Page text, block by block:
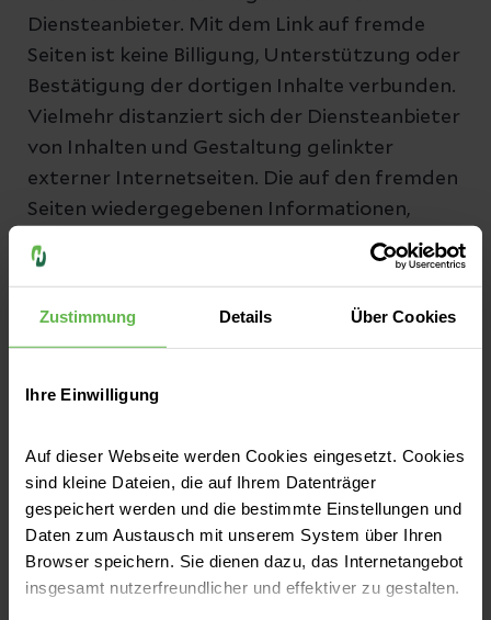
Zustimmung Details Über Cookies
Ihre Einwilligung
Auf dieser Webseite werden Cookies eingesetzt. Cookies
sind kleine Dateien, die auf Ihrem Datenträger
gespeichert werden und die bestimmte Einstellungen und
Daten zum Austausch mit unserem System über Ihren
Browser speichern. Sie dienen dazu, das Internetangebot
insgesamt nutzerfreundlicher und effektiver zu gestalten.
Diensteanbieter. Mit dem Link auf fremde
Seiten ist keine Billigung, Unterstützung oder
Bestätigung der dortigen Inhalte verbunden.
Vielmehr distanziert sich der Diensteanbieter
von Inhalten und Gestaltung gelinkter
externer Internetseiten. Die auf den fremden
Seiten wiedergegebenen Informationen,
Meinungsäußerungen oder
Tatsachenbehauptungen liegen in der
Autoren dieser Seiten. Der Diensteanbieter
Gleiches gilt für Fremdeinträge in
Diskussionsforen und Mailinglisten. Der
Dienstanbieter wird jedoch Verweise auf
fremde Inhalte entfernen, wenn ihr bekannt
wird, dass dort rechtswidrige Inhalte
vorhanden sind.